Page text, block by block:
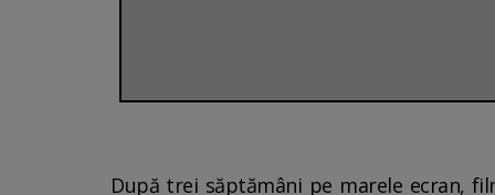
După trei săptămâni pe marele ecran,